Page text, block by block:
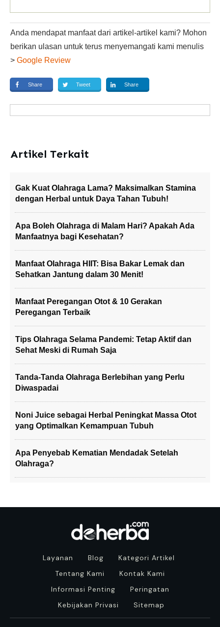
Anda mendapat manfaat dari artikel-artikel kami? Mohon
berikan ulasan untuk terus menyemangati kami menulis
> Google Review
Share Tweet Share
Artikel Terkait
Gak Kuat Olahraga Lama? Maksimalkan Stamina
dengan Herbal untuk Daya Tahan Tubuh!
Apa Boleh Olahraga di Malam Hari? Apakah Ada
Manfaatnya bagi Kesehatan?
Manfaat Olahraga HIIT: Bisa Bakar Lemak dan
Sehatkan Jantung dalam 30 Menit!
Manfaat Peregangan Otot & 10 Gerakan
Peregangan Terbaik
Tips Olahraga Selama Pandemi: Tetap Aktif dan
Sehat Meski di Rumah Saja
Tanda-Tanda Olahraga Berlebihan yang Perlu
Diwaspadai
Noni Juice sebagai Herbal Peningkat Massa Otot
yang Optimalkan Kemampuan Tubuh
Apa Penyebab Kematian Mendadak Setelah
Olahraga?
Layanan Blog
Kategori Artikel
Tentang Kami
Kontak Kami
Informasi Penting
Peringatan
Kebijakan Privasi
Sitemap